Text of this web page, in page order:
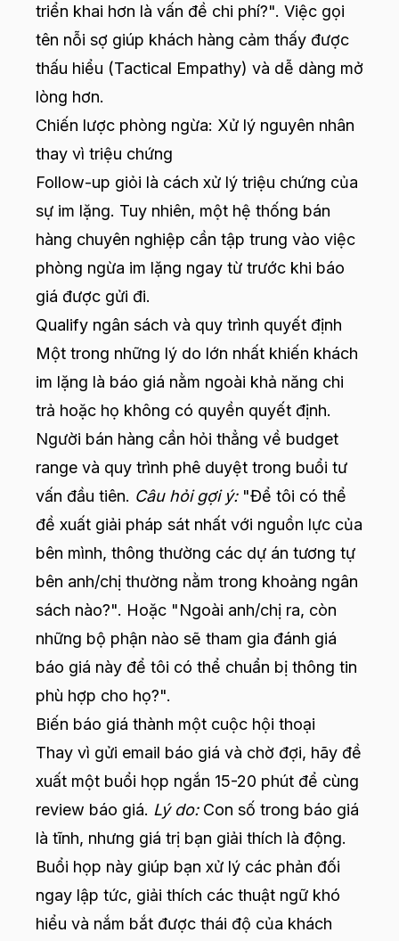
triển khai hơn là vấn đề chi phí?". Việc gọi
tên nỗi sợ giúp khách hàng cảm thấy được
thấu hiểu (Tactical Empathy) và dễ dàng mở
lòng hơn.
Chiến lược phòng ngừa: Xử lý nguyên nhân
thay vì triệu chứng
Follow-up giỏi là cách xử lý triệu chứng của
sự im lặng. Tuy nhiên, một hệ thống bán
hàng chuyên nghiệp cần tập trung vào việc
phòng ngừa im lặng ngay từ trước khi báo
giá được gửi đi.
Qualify ngân sách và quy trình quyết định
Một trong những lý do lớn nhất khiến khách
im lặng là báo giá nằm ngoài khả năng chi
trả hoặc họ không có quyền quyết định.
Người bán hàng cần hỏi thẳng về budget
range và quy trình phê duyệt trong buổi tư
vấn đầu tiên. Câu hỏi gợi ý:"Để tôi có thể
đề xuất giải pháp sát nhất với nguồn lực của
bên mình, thông thường các dự án tương tự
bên anh/chị thường nằm trong khoảng ngân
sách nào?". Hoặc "Ngoài anh/chị ra, còn
những bộ phận nào sẽ tham gia đánh giá
báo giá này để tôi có thể chuẩn bị thông tin
phù hợp cho họ?".
Biến báo giá thành một cuộc hội thoại
Thay vì gửi email báo giá và chờ đợi, hãy đề
xuất một buổi họp ngắn 15-20 phút để cùng
review báo giá. Lý do:Con số trong báo giá
là tĩnh, nhưng giá trị bạn giải thích là động.
Buổi họp này giúp bạn xử lý các phản đối
ngay lập tức, giải thích các thuật ngữ khó
hiểu và nắm bắt được thái độ của khách